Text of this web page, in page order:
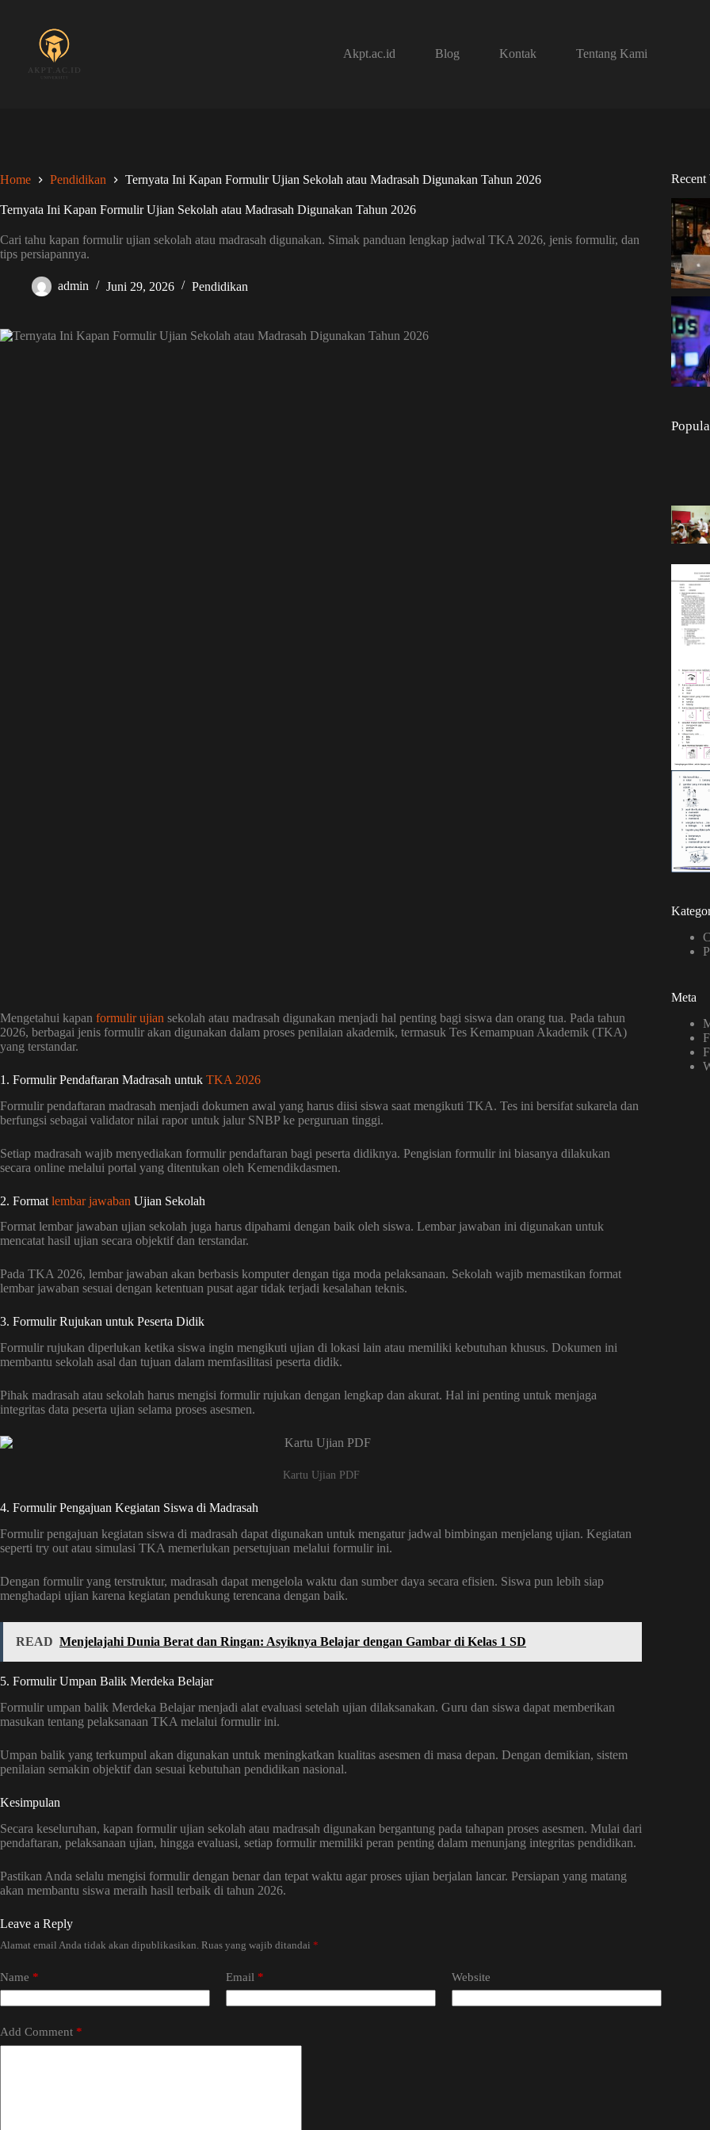
Akpt.ac.id
Blog Kontak Tentang Kami
Home Pendidikan Ternyata Ini Kapan Formulir Ujian Sekolah atau Madrasah Digunakan Tahun 2026
Ternyata Ini Kapan Formulir Ujian Sekolah atau Madrasah Digunakan Tahun 2026
Cari tahu kapan formulir ujian sekolah atau madrasah digunakan. Simak panduan lengkap jadwal TKA 2026, jenis formulir, dan
tips persiapannya.
admin Juni 29, 2026 Pendidikan
Mengetahui kapan formulir ujian sekolah atau madrasah digunakan menjadi hal penting bagi siswa dan orang tua. Pada tahun
2026, berbagai jenis formulir akan digunakan dalam proses penilaian akademik, termasuk Tes Kemampuan Akademik (TKA)
yang terstandar.
1. Formulir Pendaftaran Madrasah untuk TKA 2026
Formulir pendaftaran madrasah menjadi dokumen awal yang harus diisi siswa saat mengikuti TKA. Tes ini bersifat sukarela dan
berfungsi sebagai validator nilai rapor untuk jalur SNBP ke perguruan tinggi.
Setiap madrasah wajib menyediakan formulir pendaftaran bagi peserta didiknya. Pengisian formulir ini biasanya dilakukan
secara online melalui portal yang ditentukan oleh Kemendikdasmen.
2. Format lembar jawaban Ujian Sekolah
Format lembar jawaban ujian sekolah juga harus dipahami dengan baik oleh siswa. Lembar jawaban ini digunakan untuk
mencatat hasil ujian secara objektif dan terstandar.
Pada TKA 2026, lembar jawaban akan berbasis komputer dengan tiga moda pelaksanaan. Sekolah wajib memastikan format
lembar jawaban sesuai dengan ketentuan pusat agar tidak terjadi kesalahan teknis.
3. Formulir Rujukan untuk Peserta Didik
Formulir rujukan diperlukan ketika siswa ingin mengikuti ujian di lokasi lain atau memiliki kebutuhan khusus. Dokumen ini
membantu sekolah asal dan tujuan dalam memfasilitasi peserta didik.
Pihak madrasah atau sekolah harus mengisi formulir rujukan dengan lengkap dan akurat. Hal ini penting untuk menjaga
integritas data peserta ujian selama proses asesmen.
Kartu Ujian PDF
4. Formulir Pengajuan Kegiatan Siswa di Madrasah
Formulir pengajuan kegiatan siswa di madrasah dapat digunakan untuk mengatur jadwal bimbingan menjelang ujian. Kegiatan
seperti try out atau simulasi TKA memerlukan persetujuan melalui formulir ini.
Dengan formulir yang terstruktur, madrasah dapat mengelola waktu dan sumber daya secara efisien. Siswa pun lebih siap
menghadapi ujian karena kegiatan pendukung terencana dengan baik.
READ Menjelajahi Dunia Berat dan Ringan: Asyiknya Belajar dengan Gambar di Kelas 1 SD
5. Formulir Umpan Balik Merdeka Belajar
Formulir umpan balik Merdeka Belajar menjadi alat evaluasi setelah ujian dilaksanakan. Guru dan siswa dapat memberikan
masukan tentang pelaksanaan TKA melalui formulir ini.
Umpan balik yang terkumpul akan digunakan untuk meningkatkan kualitas asesmen di masa depan. Dengan demikian, sistem
penilaian semakin objektif dan sesuai kebutuhan pendidikan nasional.
Kesimpulan
Secara keseluruhan, kapan formulir ujian sekolah atau madrasah digunakan bergantung pada tahapan proses asesmen. Mulai dari
pendaftaran, pelaksanaan ujian, hingga evaluasi, setiap formulir memiliki peran penting dalam menunjang integritas pendidikan.
Pastikan Anda selalu mengisi formulir dengan benar dan tepat waktu agar proses ujian berjalan lancar. Persiapan yang matang
akan membantu siswa meraih hasil terbaik di tahun 2026.
Leave a Reply
Alamat email Anda tidak akan dipublikasikan. Ruas yang wajib ditandai *
Name * Email * Website
Add Comment *
Recent
Meta